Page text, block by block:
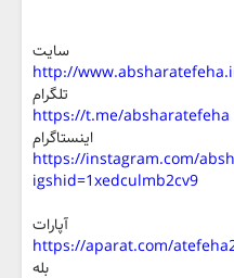
سایت
http://
تلگرام
https://t.me/absharatefeha
اینستاگرام
https://instagram.com/
igshid=1xedculmb2cv9
آپارات
https://aparat.com/
بله